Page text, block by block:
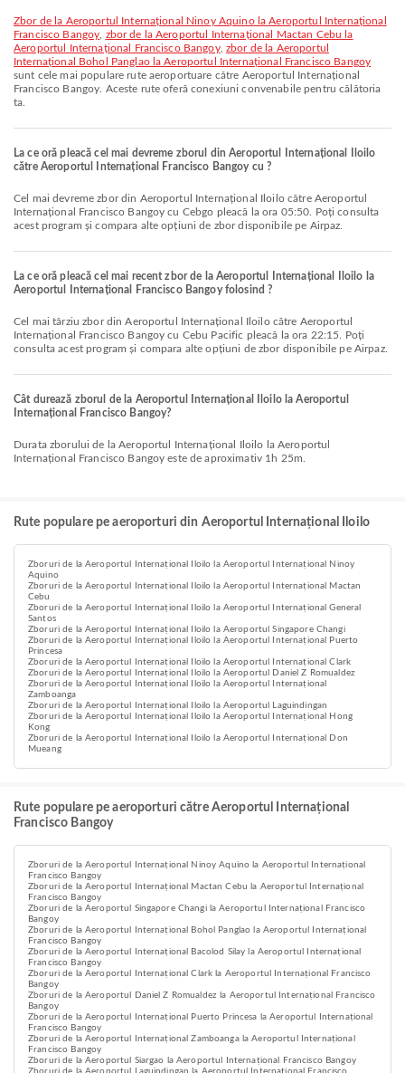
zbor de la Aeroportul Internațional Ninoy Aquino la Aeroportul Internațional
Francisco Bangoy zbor de la Aeroportul Internațional Mactan Cebu la
Aeroportul Internațional Francisco Bangoy,zbor de la Aeroportul
Internațional Bohol Panglao la Aeroportul Internațional Francisco Bangoy
sunt cele mai populare rute aeroportuare către Aeroportul Internațional
Francisco Bangoy. Aceste rute oferă conexiuni convenabile pentru călătoria
ta.
La ce oră pleacă cel mai devreme zborul din Aeroportul Internațional Iloilo
către Aeroportul Internațional Francisco Bangoy cu ?
Cel mai devreme zbor din Aeroportul Internațional Iloilo către Aeroportul
Internațional Francisco Bangoy cu Cebgo pleacă la ora 05:50. Poți consulta
acest program și compara alte opțiuni de zbor disponibile pe Airpaz.
La ce oră pleacă cel mai recent zbor de la Aeroportul Internațional Iloilo la
Aeroportul Internațional Francisco Bangoy folosind ?
Cel mai târziu zbor din Aeroportul Internațional Iloilo către Aeroportul
Internațional Francisco Bangoy cu Cebu Pacific pleacă la ora 22:15. Poți
consulta acest program și compara alte opțiuni de zbor disponibile pe Airpaz.
Cât durează zborul de la Aeroportul Internațional Iloilo la Aeroportul
Internațional Francisco Bangoy?
Durata zborului de la Aeroportul Internațional Iloilo la Aeroportul
Internațional Francisco Bangoy este de aproximativ 1h 25m.
Rute populare pe aeroporturi din Aeroportul Internațional Iloilo
Zboruri de la Aeroportul Internațional Iloilo la Aeroportul Internațional Ninoy
Aquino
Zboruri de la Aeroportul Internațional Iloilo la Aeroportul Internațional Mactan
Cebu
Zboruri de la Aeroportul Internațional Iloilo la Aeroportul Internațional General
Santos
Zboruri de la Aeroportul Internațional Iloilo la Aeroportul Singapore Changi
Zboruri de la Aeroportul Internațional Iloilo la Aeroportul Internațional Puerto
Princesa
Zboruri de la Aeroportul Internațional Iloilo la Aeroportul Internațional Clark
Zboruri de la Aeroportul Internațional Iloilo la Aeroportul Daniel Z Romualdez
Zboruri de la Aeroportul Internațional Iloilo la Aeroportul Internațional
Zamboanga
Zboruri de la Aeroportul Internațional Iloilo la Aeroportul Laguindingan
Zboruri de la Aeroportul Internațional Iloilo la Aeroportul Internațional Hong
Kong
Zboruri de la Aeroportul Internațional Iloilo la Aeroportul Internațional Don
Mueang
Rute populare pe aeroporturi către Aeroportul Internațional
Francisco Bangoy
Zboruri de la Aeroportul Internațional Ninoy Aquino la Aeroportul Internațional
Francisco Bangoy
Zboruri de la Aeroportul Internațional Mactan Cebu la Aeroportul Internațional
Francisco Bangoy
Zboruri de la Aeroportul Singapore Changi la Aeroportul Internațional Francisco
Bangoy
Zboruri de la Aeroportul Internațional Bohol Panglao la Aeroportul Internațional
Francisco Bangoy
Zboruri de la Aeroportul Internațional Bacolod Silay la Aeroportul Internațional
Francisco Bangoy
Zboruri de la Aeroportul Internațional Clark la Aeroportul Internațional Francisco
Bangoy
Zboruri de la Aeroportul Daniel Z Romualdez la Aeroportul Internațional Francisco
Bangoy
Zboruri de la Aeroportul Internațional Puerto Princesa la Aeroportul Internațional
Francisco Bangoy
Zboruri de la Aeroportul Internațional Zamboanga la Aeroportul Internațional
Francisco Bangoy
Zboruri de la Aeroportul Siargao la Aeroportul Internațional Francisco Bangoy
Zboruri de la Aeroportul Laguindingan la Aeroportul Internațional Francisco